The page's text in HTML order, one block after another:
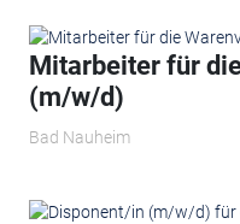
Mitarbeiter für
(m/w/d)
Bad Nauheim